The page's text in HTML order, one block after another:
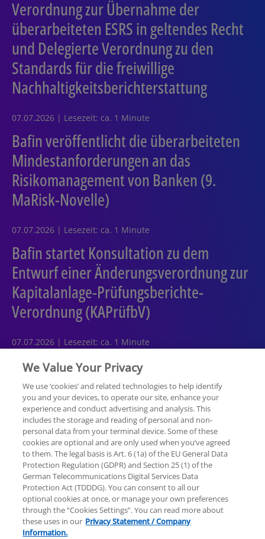
Verordnung zur Übernahme der
überarbeiteten ESRS in geltendes Recht
und Delegierte Verordnung zu den
Standards für die freiwillige
Nachhaltigkeitsberichterstattung
07.07.2026 | Lesezeit: ca. 1 Minute
Bafin veröffentlicht die überarbeiteten
Mindestanforderungen an das
Risikomanagement von Banken (9.
MaRisk-Novelle)
07.07.2026 | Lesezeit: ca. 1 Minute
Bafin startet Konsultation zu dem
Entwurf einer Änderungsverordnung zur
Kapitalanlage-Prüfungsberichte-
Verordnung (KAPrüfbV)
07.07.2026 | Lesezeit: ca. 1 Minute
Rechtliche Hinweise Datenschutzerklärung
Sitemap Hilfe Unternehmensangaben
© 2025 KPMG AG Wirtschaftsprüfungsgesellschaft,
We Value Your Privacy
We use ‘cookies’ and related technologies to help identify
you and your devices, to operate our site, enhance your
experience and conduct advertising and analysis. This
includes the storage and reading of personal and non-
personal data from your terminal device. Some of these
cookies are optional and are only used when you’ve agreed
to them. The legal basis is Art. 6 (1a) of the EU General Data
Protection Regulation (GDPR) and Section 25 (1) of the
German Telecommunications Digital Services Data
Protection Act (TDDDG). You can consent to all our
optional cookies at once, or manage your own preferences
through the “Cookies Settings”. You can read more about
these uses in our Privacy Statement / Company
Information.